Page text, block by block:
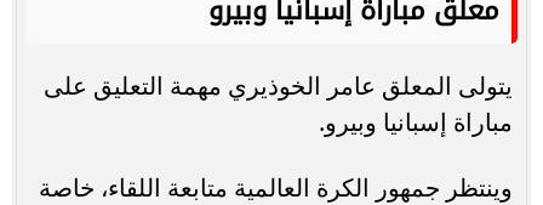
معلق مباراة إسبانيا وبيرو
يتولى المعلق عامر الخوذيري مهمة التعليق على
مباراة إسبانيا وبيرو.
وينتظر جمهور الكرة العالمية متابعة اللقاء، خاصة